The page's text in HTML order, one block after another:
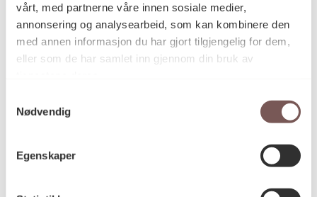
vårt, med partnerne våre innen sosiale medier,
annonsering og analysearbeid, som kan kombinere den
med annen informasjon du har gjort tilgjengelig for dem,
eller som de har samlet inn gjennom din bruk av
Nødvendig
Egenskaper
Postboks 6994
St. Olavs plass